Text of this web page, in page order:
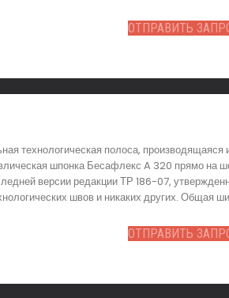
ОТПРАВИТЬ
технологическая полоса,
шпонка Бесафлекс A 320 прямо на
версии редакции ТР 186-07,
швов и никаких других.
ОТПРАВИТЬ